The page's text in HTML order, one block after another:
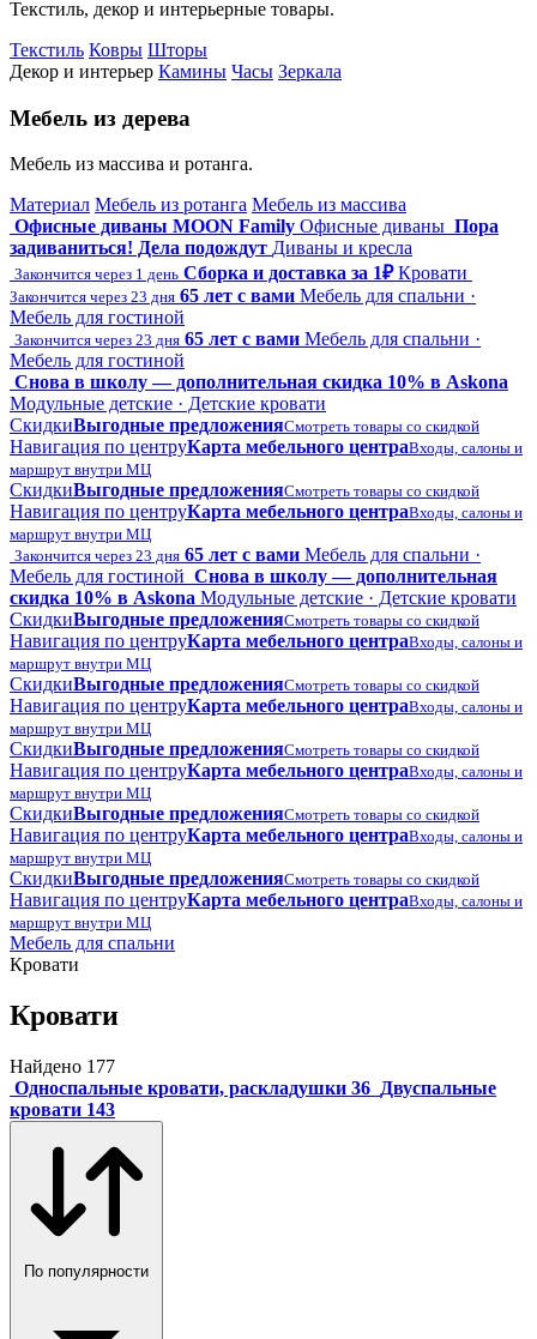
Текстиль, декор и интерьерные товары.
Текстиль Ковры Шторы
Декор и интерьер Камины Часы Зеркала
Мебель из дерева
Мебель из массива и ротанга.
Материал Мебель из ротанга Мебель из массива
Офисные диваны MOON Family Офисные диваны Пора
задиваниться! Дела подождут Диваны и кресла
Закончится через 1 день Сборка и доставка за 1₽ Кровати
Закончится через 23 дня 65 лет с вами Мебель для спальни ·
Мебель для гостиной
Закончится через 23 дня 65 лет с вами Мебель для спальни ·
Мебель для гостиной
Снова в школу — дополнительная скидка 10% в Askona
Модульные детские · Детские кровати
СкидкиВыгодные предложенияСмотреть товары со скидкой
Навигация по центруКарта мебельного центраВходы, салоны и
маршрут внутри МЦ
СкидкиВыгодные предложенияСмотреть товары со скидкой
Навигация по центруКарта мебельного центраВходы, салоны и
маршрут внутри МЦ
Закончится через 23 дня 65 лет с вами Мебель для спальни ·
Мебель для гостиной Снова в школу — дополнительная
скидка 10% в Askona Модульные детские · Детские кровати
СкидкиВыгодные предложенияСмотреть товары со скидкой
Навигация по центруКарта мебельного центраВходы, салоны и
маршрут внутри МЦ
СкидкиВыгодные предложенияСмотреть товары со скидкой
Навигация по центруКарта мебельного центраВходы, салоны и
маршрут внутри МЦ
СкидкиВыгодные предложенияСмотреть товары со скидкой
Навигация по центруКарта мебельного центраВходы, салоны и
маршрут внутри МЦ
СкидкиВыгодные предложенияСмотреть товары со скидкой
Навигация по центруКарта мебельного центраВходы, салоны и
маршрут внутри МЦ
СкидкиВыгодные предложенияСмотреть товары со скидкой
Навигация по центруКарта мебельного центраВходы, салоны и
маршрут внутри МЦ
Мебель для спальни
Кровати
Кровати
Найдено 177
Односпальные кровати, раскладушки 36 Двуспальные
кровати 143
По популярности